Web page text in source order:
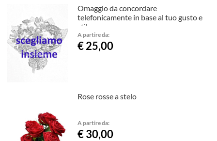
Omaggio da concordare
telefonicamente in base al tuo gusto e
stile.
A partire da:
€ 25,00
Rose rosse a stelo
A partire da:
€ 30,00